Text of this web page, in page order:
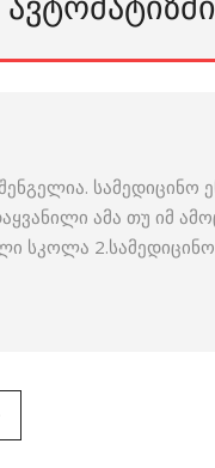
სამედიცინო
ამა თუ იმ
სკოლა